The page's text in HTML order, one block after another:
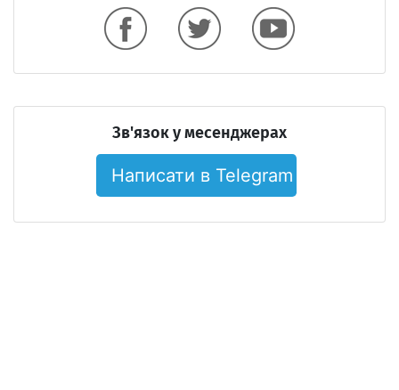
Зв'язок у месенджерах
Написати в Telegram